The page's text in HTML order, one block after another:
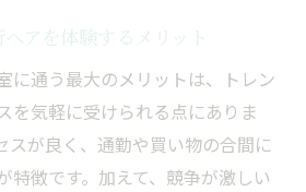
アを体験するメリット
に通う最大のメリットは、トレン
を気軽に受けられる点にありま
スが良く、通勤や買い物の合間に
特徴です。加えて、競争が激しい